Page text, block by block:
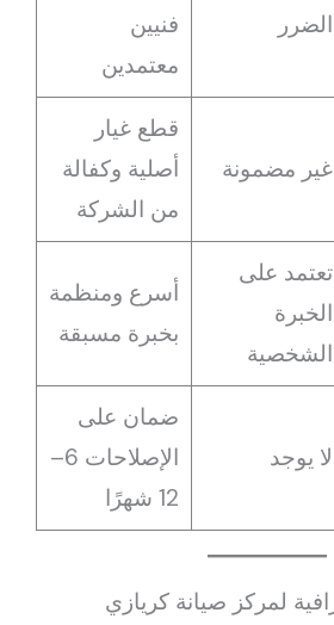
الضرر
فنيين
معتمدين
غير مضمونة
قطع غيار
أصلية وكفالة
من الشركة
تعتمد على
الخبرة
الشخصية
أسرع ومنظمة
بخبرة مسبقة
لا يوجد
ضمان على
الإصلاحات 6–
12 شهرًا